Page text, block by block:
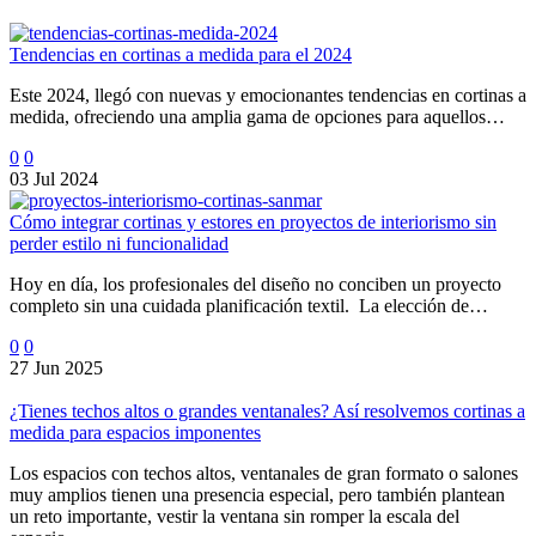
Tendencias en cortinas a medida para el 2024
Este 2024, llegó con nuevas y emocionantes tendencias en cortinas a
medida, ofreciendo una amplia gama de opciones para aquellos…
0 0
03 Jul 2024
Cómo integrar cortinas y estores en proyectos de interiorismo sin
perder estilo ni funcionalidad
Hoy en día, los profesionales del diseño no conciben un proyecto
completo sin una cuidada planificación textil. La elección de…
0 0
27 Jun 2025
¿Tienes techos altos o grandes ventanales? Así resolvemos cortinas a
medida para espacios imponentes
Los espacios con techos altos, ventanales de gran formato o salones
muy amplios tienen una presencia especial, pero también plantean
un reto importante, vestir la ventana sin romper la escala del